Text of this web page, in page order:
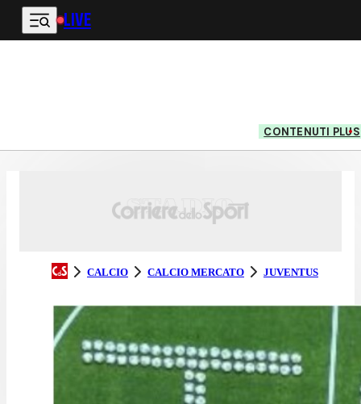
Vai al contenuto principale
LIVE
CONTENUTI PLUS
CALCIO CALCIO MERCATO JUVENTUS